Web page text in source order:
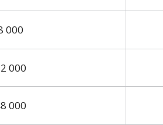
000
000
000